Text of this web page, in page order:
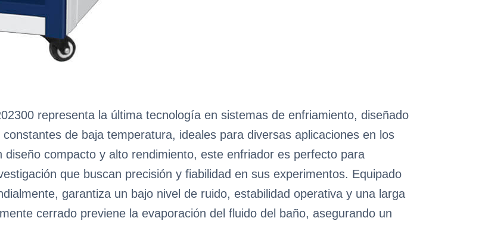
representa la última tecnología en sistemas de enfriamiento, diseñado
de baja temperatura, ideales para diversas aplicaciones en los
compacto y alto rendimiento, este enfriador es perfecto para
que buscan precisión y fiabilidad en sus experimentos. Equipado
garantiza un bajo nivel de ruido, estabilidad operativa y una larga
cerrado previene la evaporación del fluido del baño, asegurando un